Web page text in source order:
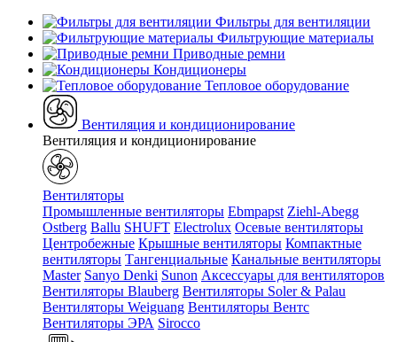
Фильтры для вентиляции
Фильтрующие материалы
Приводные ремни
Кондиционеры
Тепловое оборудование
Вентиляция и кондиционирование
Вентиляция и кондиционирование
Вентиляторы
Промышленные вентиляторы Ebmpapst Ziehl-Abegg
Ostberg Ballu SHUFT Electrolux Осевые вентиляторы
Центробежные Крышные вентиляторы Компактные
вентиляторы Тангенциальные Канальные вентиляторы
Master Sanyo Denki Sunon Аксессуары для вентиляторов
Вентиляторы Blauberg Вентиляторы Soler & Palau
Вентиляторы Weiguang Вентиляторы Вентс
Вентиляторы ЭРА Sirocco